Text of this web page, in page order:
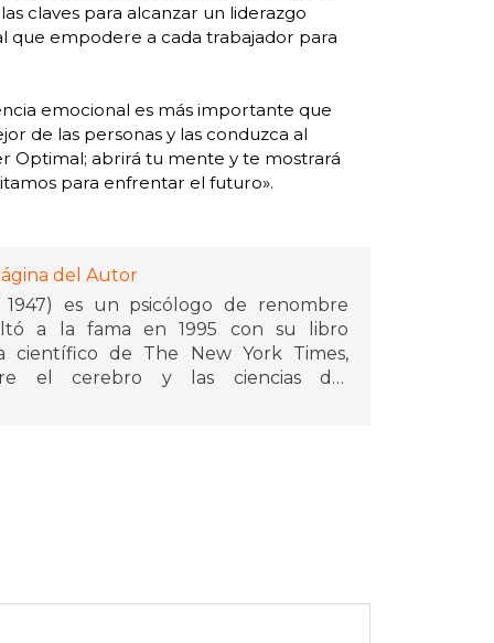
claves para alcanzar un liderazgo
que empodere a cada trabajador para
emocional es más importante que
de las personas y las conduzca al
Optimal; abrirá tu mente y te mostrará
para enfrentar el futuro».
del Autor
1947) es un psicólogo de renombre
a la fama en 1995 con su libro
científico de The New York Times,
el cerebro y las ciencias del
veces al Premio Pulitzer y recibió el